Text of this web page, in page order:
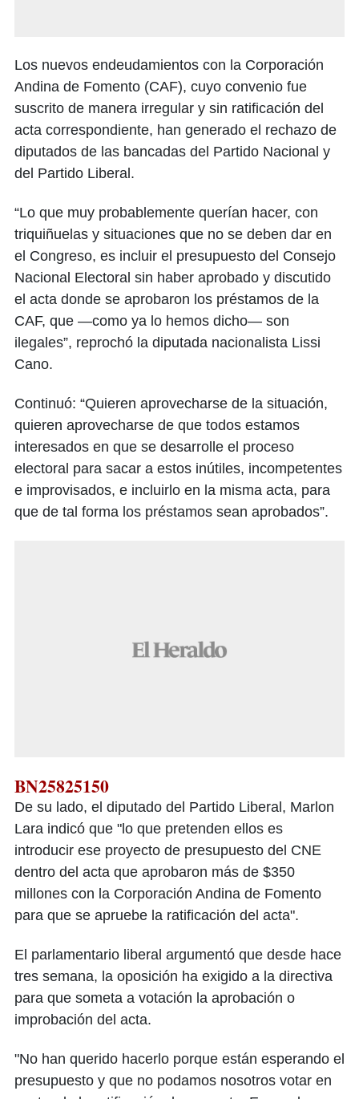
Los nuevos endeudamientos con la Corporación
Andina de Fomento (CAF), cuyo convenio fue
suscrito de manera irregular y sin ratificación del
acta correspondiente, han generado el rechazo de
diputados de las bancadas del Partido Nacional y
del Partido Liberal.
“Lo que muy probablemente querían hacer, con
triquiñuelas y situaciones que no se deben dar en
el Congreso, es incluir el presupuesto del Consejo
Nacional Electoral sin haber aprobado y discutido
el acta donde se aprobaron los préstamos de la
CAF, que —como ya lo hemos dicho— son
ilegales”, reprochó la diputada nacionalista Lissi
Cano.
Continuó: “Quieren aprovecharse de la situación,
quieren aprovecharse de que todos estamos
interesados en que se desarrolle el proceso
electoral para sacar a estos inútiles, incompetentes
e improvisados, e incluirlo en la misma acta, para
que de tal forma los préstamos sean aprobados”.
BN25825150
De su lado, el diputado del Partido Liberal, Marlon
Lara indicó que "lo que pretenden ellos es
introducir ese proyecto de presupuesto del CNE
dentro del acta que aprobaron más de $350
millones con la Corporación Andina de Fomento
para que se apruebe la ratificación del acta".
El parlamentario liberal argumentó que desde hace
tres semana, la oposición ha exigido a la directiva
para que someta a votación la aprobación o
improbación del acta.
"No han querido hacerlo porque están esperando el
presupuesto y que no podamos nosotros votar en